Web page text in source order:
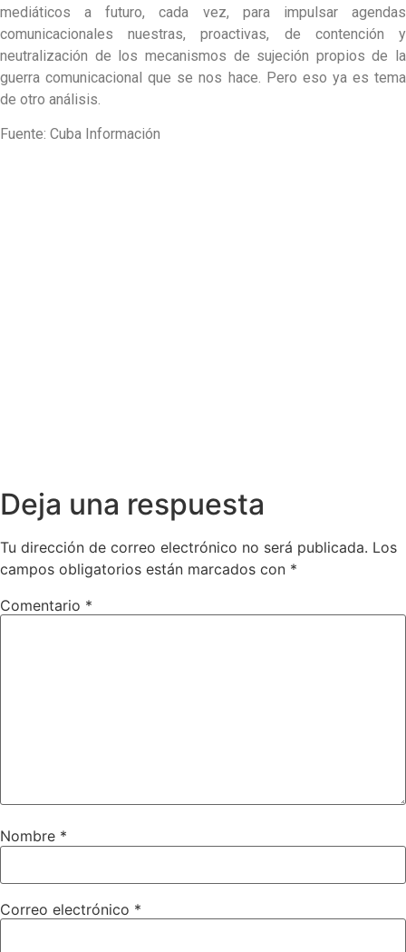
mediáticos a futuro, cada vez, para impulsar agendas
comunicacionales nuestras, proactivas, de contención y
neutralización de los mecanismos de sujeción propios de la
guerra comunicacional que se nos hace. Pero eso ya es tema
de otro análisis.
Fuente: Cuba Información
Deja una respuesta
Tu dirección de correo electrónico no será publicada. Los
campos obligatorios están marcados con *
Comentario *
Nombre *
Correo electrónico *